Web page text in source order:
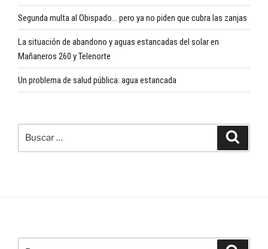
Segunda multa al Obispado… pero ya no piden que cubra las zanjas
La situación de abandono y aguas estancadas del solar en
Mañaneros 260 y Telenorte
Un problema de salud pública: agua estancada